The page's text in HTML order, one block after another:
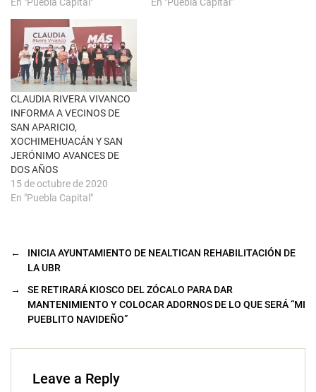
) u
a
v
e
n
t
a
n
a
n
u
e
v
a
)
En "Puebla Capital" En "Puebla Capital"
CLAUDIA RIVERA VIVANCO
INFORMA A VECINOS DE
SAN APARICIO,
XOCHIMEHUACÁN Y SAN
JERÓNIMO AVANCES DE
DOS AÑOS
15 de octubre de 2020
En "Puebla Capital"
←
INICIA AYUNTAMIENTO DE NEALTICAN REHABILITACIÓN DE
LA UBR
→
SE RETIRARÁ KIOSCO DEL ZÓCALO PARA DAR
MANTENIMIENTO Y COLOCAR ADORNOS DE LO QUE SERÁ “MI
PUEBLITO NAVIDEÑO”
Leave a Reply